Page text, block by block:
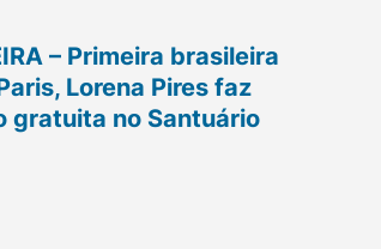
– Primeira brasileira
Lorena Pires faz
gratuita no Santuário